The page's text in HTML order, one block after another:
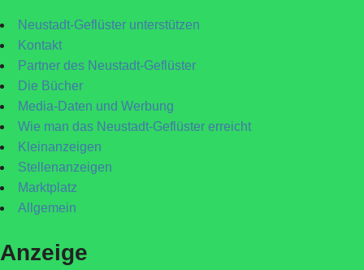
Neustadt-Geflüster unterstützen
Kontakt
Partner des Neustadt-Geflüster
Die Bücher
Media-Daten und Werbung
Wie man das Neustadt-Geflüster erreicht
Kleinanzeigen
Stellenanzeigen
Marktplatz
Allgemein
Anzeige